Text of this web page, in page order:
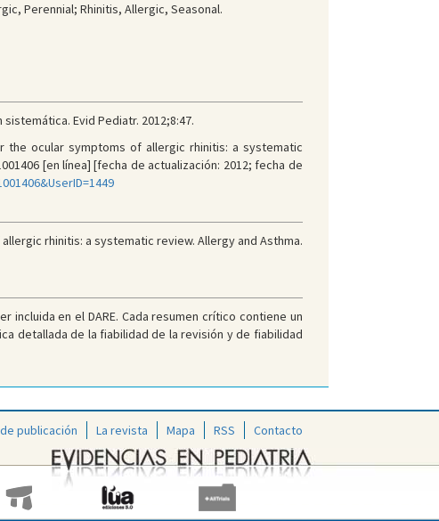
Perennial; Rhinitis, Allergic, Seasonal.
Evid Pediatr. 2012;8:47.
the ocular symptoms of allergic rhinitis: a systematic
[en línea] [fecha de actualización: 2012; fecha de
rhinitis: a systematic review. Allergy and Asthma.
en el DARE. Cada resumen crítico contiene un
detallada de la fiabilidad de la revisión y de fiabilidad
publicación La revista Mapa RSS Contacto